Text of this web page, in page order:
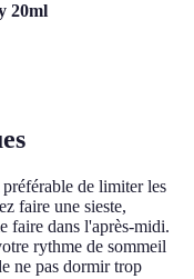
20ml
de limiter les
faire une sieste,
faire dans l'après-midi.
rythme de sommeil
ne pas dormir trop